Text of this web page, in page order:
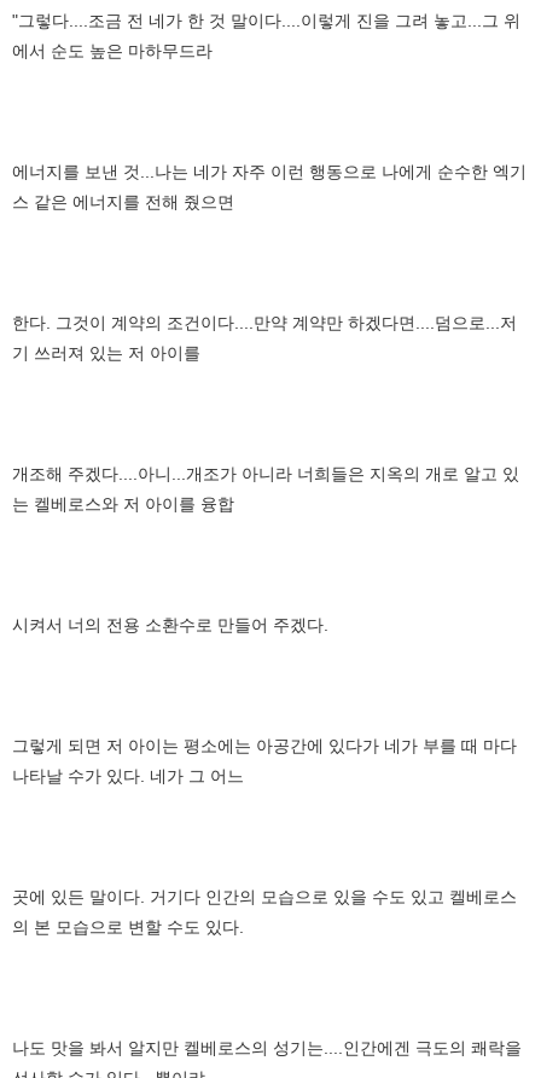
"그렇다....조금 전 네가 한 것 말이다....이렇게 진을 그려 놓고...그 위
에서 순도 높은 마하무드라
에너지를 보낸 것...나는 네가 자주 이런 행동으로 나에게 순수한 엑기
스 같은 에너지를 전해 줬으면
한다. 그것이 계약의 조건이다....만약 계약만 하겠다면....덤으로...저
기 쓰러져 있는 저 아이를
개조해 주겠다....아니...개조가 아니라 너희들은 지옥의 개로 알고 있
는 켈베로스와 저 아이를 융합
시켜서 너의 전용 소환수로 만들어 주겠다.
그렇게 되면 저 아이는 평소에는 아공간에 있다가 네가 부를 때 마다
나타날 수가 있다. 네가 그 어느
곳에 있든 말이다. 거기다 인간의 모습으로 있을 수도 있고 켈베로스
의 본 모습으로 변할 수도 있다.
나도 맛을 봐서 알지만 켈베로스의 성기는....인간에겐 극도의 쾌락을